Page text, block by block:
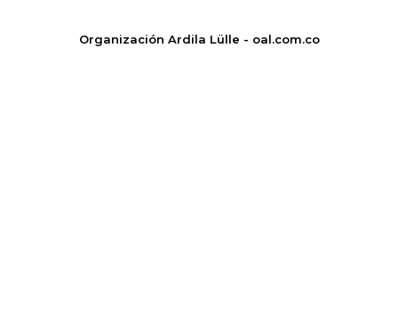
Organización Ardila Lülle - oal.com.co